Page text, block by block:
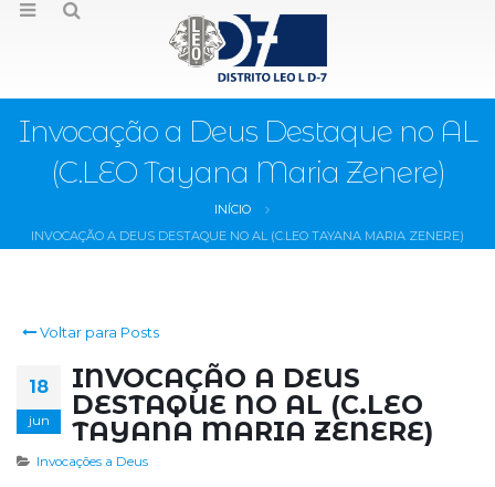
Invocação a Deus Destaque no AL
(C.LEO Tayana Maria Zenere)
INÍCIO
INVOCAÇÃO A DEUS DESTAQUE NO AL (C.LEO TAYANA MARIA ZENERE)
Voltar para Posts
18
jun
INVOCAÇÃO A DEUS
DESTAQUE NO AL (C.LEO
TAYANA MARIA ZENERE)
Invocações a Deus